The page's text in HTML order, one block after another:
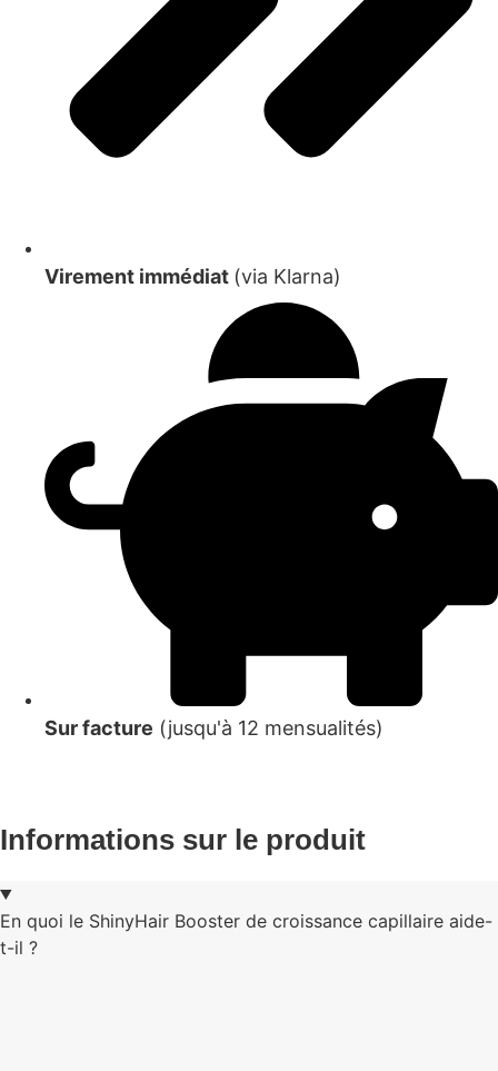
Virement immédiat (via Klarna)
Sur facture (jusqu'à 12 mensualités)
Informations sur le produit
En quoi le ShinyHair Booster de croissance capillaire aide-
t-il ?